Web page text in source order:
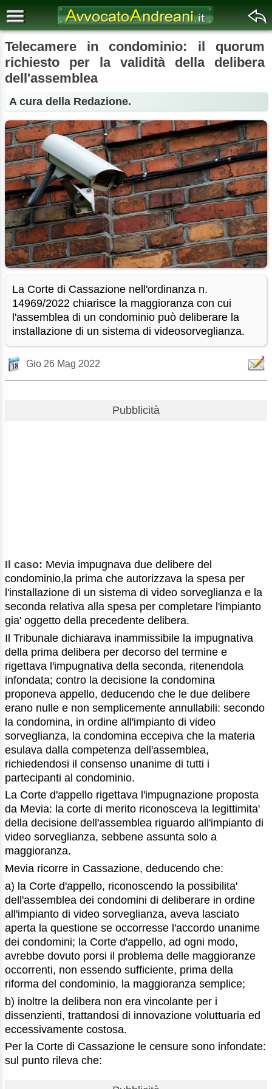
Telecamere in condominio: il quorum
richiesto per la validità della delibera
dell'assemblea
A cura della Redazione.
La Corte di Cassazione nell'ordinanza n.
14969/2022 chiarisce la maggioranza con cui
l'assemblea di un condominio può deliberare la
installazione di un sistema di videosorveglianza.
Gio 26 Mag 2022
Pubblicità
Il caso: Mevia impugnava due delibere del
condominio,la prima che autorizzava la spesa per
l'installazione di un sistema di video sorveglianza e la
seconda relativa alla spesa per completare l'impianto
gia' oggetto della precedente delibera.
Il Tribunale dichiarava inammissibile la impugnativa
della prima delibera per decorso del termine e
rigettava l'impugnativa della seconda, ritenendola
infondata; contro la decisione la condomina
proponeva appello, deducendo che le due delibere
erano nulle e non semplicemente annullabili: secondo
la condomina, in ordine all'impianto di video
sorveglianza, la condomina eccepiva che la materia
esulava dalla competenza dell'assemblea,
richiedendosi il consenso unanime di tutti i
partecipanti al condominio.
La Corte d'appello rigettava l'impugnazione proposta
da Mevia: la corte di merito riconosceva la legittimita'
della decisione dell'assemblea riguardo all'impianto di
video sorveglianza, sebbene assunta solo a
maggioranza.
Mevia ricorre in Cassazione, deducendo che:
a) la Corte d'appello, riconoscendo la possibilita'
dell'assemblea dei condomini di deliberare in ordine
all'impianto di video sorveglianza, aveva lasciato
aperta la questione se occorresse l'accordo unanime
dei condomini; la Corte d'appello, ad ogni modo,
avrebbe dovuto porsi il problema delle maggioranze
occorrenti, non essendo sufficiente, prima della
riforma del condominio, la maggioranza semplice;
b) inoltre la delibera non era vincolante per i
dissenzienti, trattandosi di innovazione voluttuaria ed
eccessivamente costosa.
Per la Corte di Cassazione le censure sono infondate:
sul punto rileva che: